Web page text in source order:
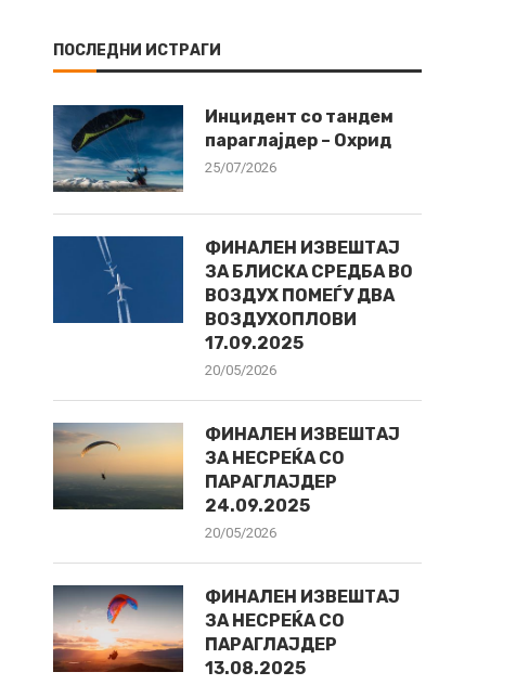
ПОСЛЕДНИ ИСТРАГИ
Инцидент со тандем
параглајдер – Охрид
25/07/2026
ФИНАЛЕН ИЗВЕШТАЈ
ЗА БЛИСКА СРЕДБА ВО
ВОЗДУХ ПОМЕЃУ ДВА
ВОЗДУХОПЛОВИ
17.09.2025
20/05/2026
ФИНАЛЕН ИЗВЕШТАЈ
ЗА НЕСРЕЌА СО
ПАРАГЛАЈДЕР
24.09.2025
20/05/2026
ФИНАЛЕН ИЗВЕШТАЈ
ЗА НЕСРЕЌА СО
ПАРАГЛАЈДЕР
13.08.2025